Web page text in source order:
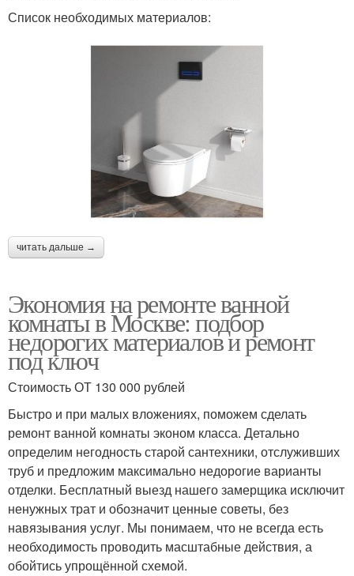
Список необходимых материалов:
читать дальше →
Экономия на ремонте ванной
комнаты в Москве: подбор
недорогих материалов и ремонт
под ключ
Стоимость ОТ 130 000 рублей
Быстро и при малых вложениях, поможем сделать
ремонт ванной комнаты эконом класса. Детально
определим негодность старой сантехники, отслуживших
труб и предложим максимально недорогие варианты
отделки. Бесплатный выезд нашего замерщика исключит
ненужных трат и обозначит ценные советы, без
навязывания услуг. Мы понимаем, что не всегда есть
необходимость проводить масштабные действия, а
обойтись упрощённой схемой.